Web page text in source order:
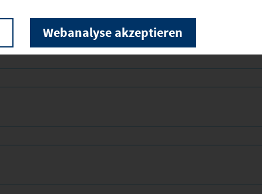
340
Webanalyse akzeptieren